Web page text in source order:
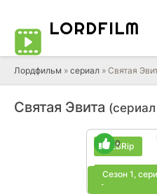
LORDFILM
Лордфильм » cериал » Святая
Святая Эвита
WEBRip
Сезон 1,
0
▶